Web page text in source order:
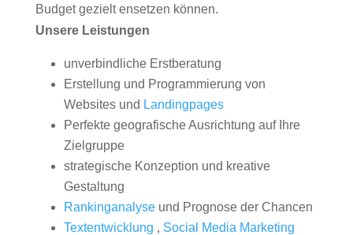
Budget gezielt ensetzen können.
Unsere Leistungen
unverbindliche Erstberatung
Erstellung und Programmierung von
Websites und Landingpages
Perfekte geografische Ausrichtung auf Ihre
Zielgruppe
strategische Konzeption und kreative
Gestaltung
Rankinganalyseund Prognose der Chancen
Textentwicklung , Social Media Marketing